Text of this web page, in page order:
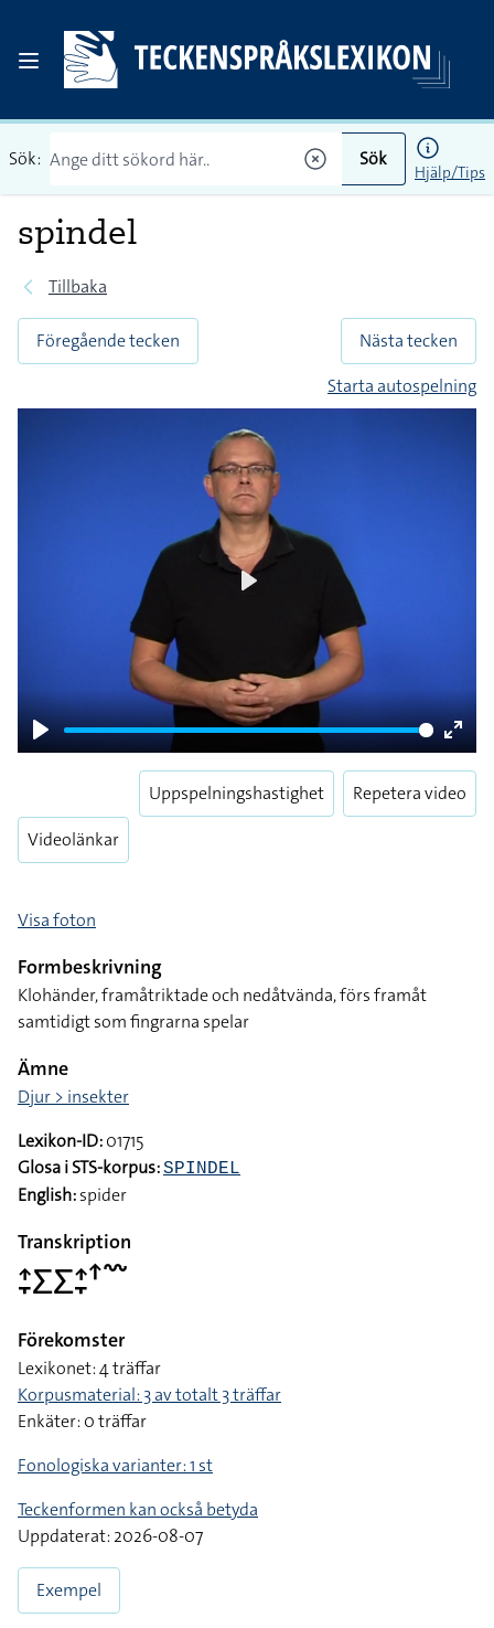
Sök: Sök
Hjälp/Tips
spindel
Tillbaka
Föregående tecken
Nästa tecken
Starta autospelning
Play
Enter
Videolänkar
Uppspelningshastighet Repetera video
Visa foton
Formbeskrivning
Klohänder, framåtriktade och nedåtvända, förs framåt
samtidigt som fingrarna spelar
Ämne
Djur > insekter
Lexikon-ID:01715
Glosa i STS-korpus:SPINDEL
English:spider
Transkription
􌤴􌥙􌤥􌤥􌤴􌥙􌦃􌥳
Förekomster
Lexikonet: 4 träffar
Korpusmaterial: 3 av totalt 3 träffar
Enkäter: 0 träffar
Fonologiska varianter: 1 st
Teckenformen kan också betyda
Uppdaterat: 2026-08-07
Exempel